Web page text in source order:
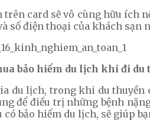
card sẽ vô cùng hữu ích
số điện thoại của khách sạn
bảo hiểm du lịch khi đi du
du lịch, trong khi du thuyền
để điều trị những bệnh
có bảo hiểm du lịch, sẽ giúp